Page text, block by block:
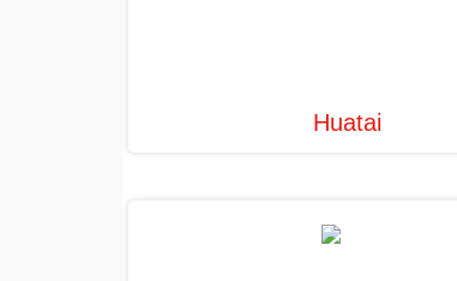
Huatai